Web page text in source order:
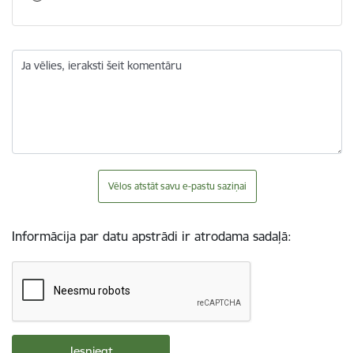
Ja vēlies, ieraksti šeit komentāru
Vēlos atstāt savu e-pastu saziņai
Informācija par datu apstrādi ir atrodama sadaļā: